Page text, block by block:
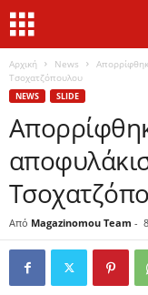
Αρχική News
Τσοχατζόπουλου
NEWS SLIDE
Από Magazinomou Team -